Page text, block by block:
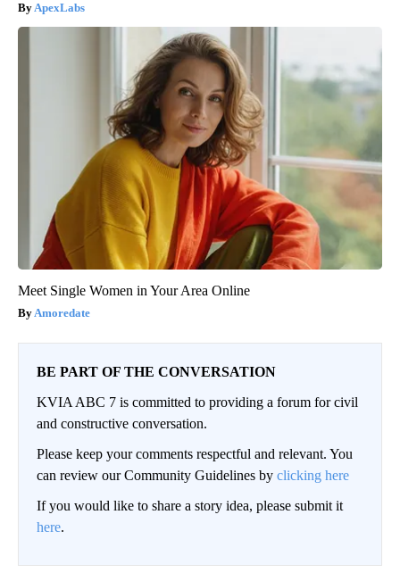
ApexLabs
Meet Single Women in Your Area Online
Amoredate
BE PART OF THE CONVERSATION
KVIA ABC 7 is committed to providing a forum for civil
and constructive conversation.
Please keep your comments respectful and relevant. You
can review our Community Guidelines by clicking here
If you would like to share a story idea, please submit it
here.